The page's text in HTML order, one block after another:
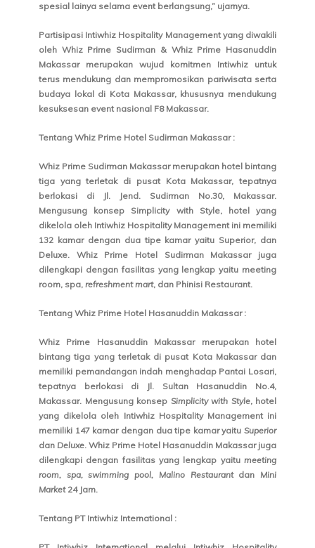
spesial lainya selama event berlangsung,” ujarnya.
Partisipasi Intiwhiz Hospitality Management yang diwakili
oleh Whiz Prime Sudirman & Whiz Prime Hasanuddin
Makassar merupakan wujud komitmen Intiwhiz untuk
terus mendukung dan mempromosikan pariwisata serta
budaya lokal di Kota Makassar, khususnya mendukung
kesuksesan event nasional F8 Makassar.
Tentang Whiz Prime Hotel Sudirman Makassar :
Whiz Prime Sudirman Makassar merupakan hotel bintang
tiga yang terletak di pusat Kota Makassar, tepatnya
berlokasi di Jl. Jend. Sudirman No.30, Makassar.
Mengusung konsep Simplicity with Style, hotel yang
dikelola oleh Intiwhiz Hospitality Management ini memiliki
132 kamar dengan dua tipe kamar yaitu Superior, dan
Deluxe. Whiz Prime Hotel Sudirman Makassar juga
dilengkapi dengan fasilitas yang lengkap yaitu meeting
room, spa, refreshment mart, dan Phinisi Restaurant.
Tentang Whiz Prime Hotel Hasanuddin Makassar :
Whiz Prime Hasanuddin Makassar merupakan hotel
bintang tiga yang terletak di pusat Kota Makassar dan
memiliki pemandangan indah menghadap Pantai Losari,
tepatnya berlokasi di Jl. Sultan Hasanuddin No.4,
Makassar. Mengusung konsep Simplicity with Style, hotel
yang dikelola oleh Intiwhiz Hospitality Management ini
memiliki 147 kamar dengan dua tipe kamar yaitu Superior
dan Deluxe. Whiz Prime Hotel Hasanuddin Makassar juga
dilengkapi dengan fasilitas yang lengkap yaitu meeting
room, spa, swimming pool, Malino Restaurantdan Mini
Market24 Jam.
Tentang PT Intiwhiz International :